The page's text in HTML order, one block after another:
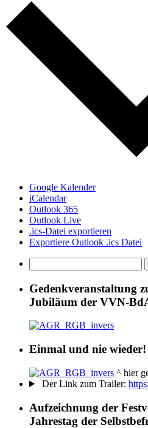
Google Kalender
iCalendar
Outlook 365
Outlook Live
.ics-Datei exportieren
Exportiere Outlook .ics Datei
Gedenkveranstaltung
Jubiläum der VVN-
Einmal und nie wieder!
^ hier
Der Link zum Trailer:
Aufzeichnung der
Jahrestag der